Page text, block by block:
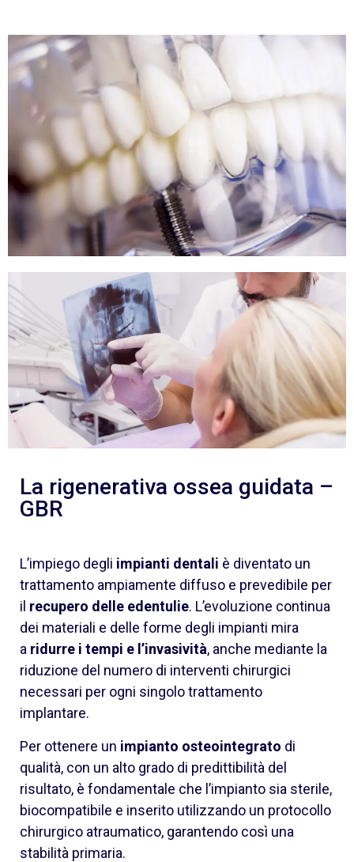
La rigenerativa ossea guidata –
GBR
L’impiego degli impianti dentali è diventato un
trattamento ampiamente diffuso e prevedibile per
il recupero delle edentulie. L’evoluzione continua
dei materiali e delle forme degli impianti mira
a ridurre i tempi e l’invasività, anche mediante la
riduzione del numero di interventi chirurgici
necessari per ogni singolo trattamento
implantare.
Per ottenere un impianto osteointegrato di
qualità, con un alto grado di predittibilità del
risultato, è fondamentale che l’impianto sia sterile,
biocompatibile e inserito utilizzando un protocollo
chirurgico atraumatico, garantendo così una
stabilità primaria.